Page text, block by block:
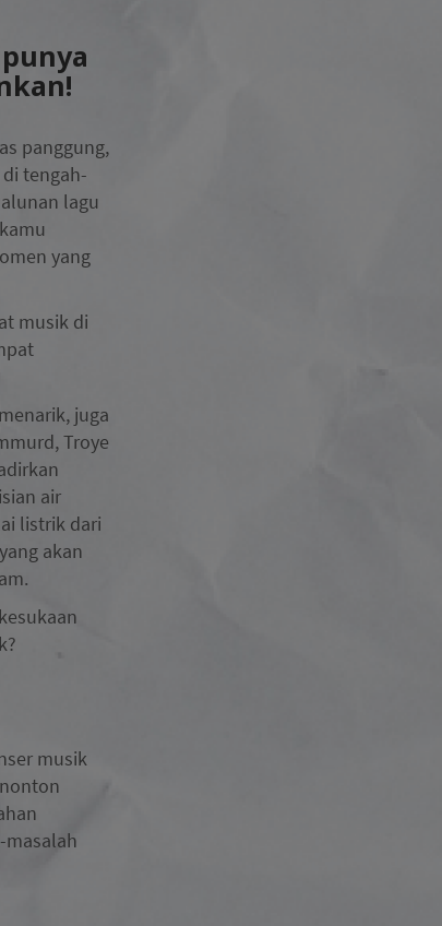
panggung,
tengah-
lagu
yang
musik di
juga
Troye
air
listrik dari
akan
musik
masalah